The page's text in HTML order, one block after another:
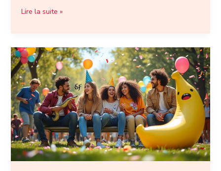
Lire la suite »
Meilleur
poisson
d’avril
:
les
blagues
les
plus
hilarantes
de